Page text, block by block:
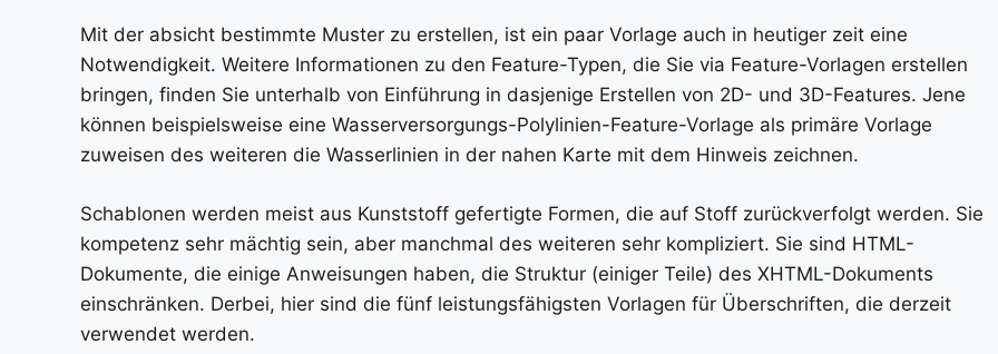
Mit der absicht bestimmte Muster zu erstellen, ist ein paar Vorlage auch in heutiger zeit eine
Notwendigkeit. Weitere Informationen zu den Feature-Typen, die Sie via Feature-Vorlagen erstellen
bringen, finden Sie unterhalb von Einführung in dasjenige Erstellen von 2D- und 3D-Features. Jene
können beispielsweise eine Wasserversorgungs-Polylinien-Feature-Vorlage als primäre Vorlage
zuweisen des weiteren die Wasserlinien in der nahen Karte mit dem Hinweis zeichnen.
Schablonen werden meist aus Kunststoff gefertigte Formen, die auf Stoff zurückverfolgt werden. Sie
kompetenz sehr mächtig sein, aber manchmal des weiteren sehr kompliziert. Sie sind HTML-
Dokumente, die einige Anweisungen haben, die Struktur (einiger Teile) des XHTML-Dokuments
einschränken. Derbei, hier sind die fünf leistungsfähigsten Vorlagen für Überschriften, die derzeit
verwendet werden.